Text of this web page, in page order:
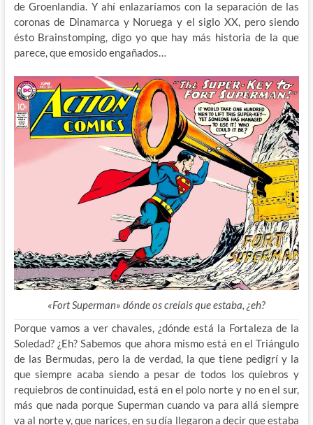
de Groenlandia. Y ahí enlazaríamos con la separación de las
coronas de Dinamarca y Noruega y el siglo XX, pero siendo
ésto Brainstomping, digo yo que hay más historia de la que
parece, que emosido engañados…
«Fort Superman» dónde os creíais que estaba, ¿eh?
Porque vamos a ver chavales, ¿dónde está la Fortaleza de la
Soledad? ¿Eh? Sabemos que ahora mismo está en el Triángulo
de las Bermudas, pero la de verdad, la que tiene pedigrí y la
que siempre acaba siendo a pesar de todos los quiebros y
requiebros de continuidad, está en el polo norte y no en el sur,
más que nada porque Superman cuando va para allá siempre
va al norte y, que narices, en su día llegaron a decir que estaba